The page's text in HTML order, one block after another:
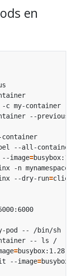
en
my-
--
-c my-
-c my-
container --
-f my-
-c my-
--all-
image=
-n
--dry-run=
my-pod
pod
--
pod -- /
container --
=
it --image=